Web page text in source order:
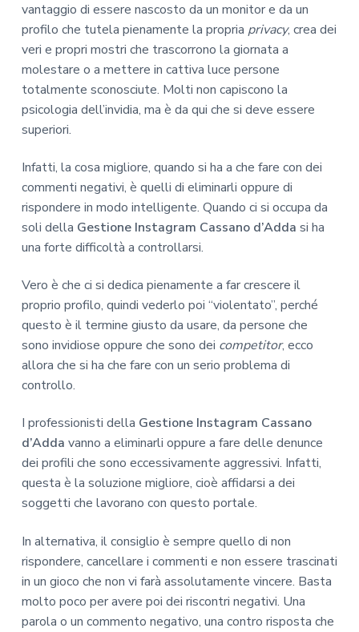
vantaggio di essere nascosto da un monitor e da un
profilo che tutela pienamente la propria privacy, crea dei
veri e propri mostri che trascorrono la giornata a
molestare o a mettere in cattiva luce persone
totalmente sconosciute. Molti non capiscono la
psicologia dell’invidia, ma è da qui che si deve essere
superiori.
Infatti, la cosa migliore, quando si ha a che fare con dei
commenti negativi, è quelli di eliminarli oppure di
rispondere in modo intelligente. Quando ci si occupa da
soli della Gestione Instagram Cassano d’Adda si ha
una forte difficoltà a controllarsi.
Vero è che ci si dedica pienamente a far crescere il
proprio profilo, quindi vederlo poi “violentato”, perché
questo è il termine giusto da usare, da persone che
sono invidiose oppure che sono dei competitor, ecco
allora che si ha che fare con un serio problema di
controllo.
I professionisti della Gestione Instagram Cassano
d’Adda vanno a eliminarli oppure a fare delle denunce
dei profili che sono eccessivamente aggressivi. Infatti,
questa è la soluzione migliore, cioè affidarsi a dei
soggetti che lavorano con questo portale.
In alternativa, il consiglio è sempre quello di non
rispondere, cancellare i commenti e non essere trascinati
in un gioco che non vi farà assolutamente vincere. Basta
molto poco per avere poi dei riscontri negativi. Una
parola o un commento negativo, una contro risposta che